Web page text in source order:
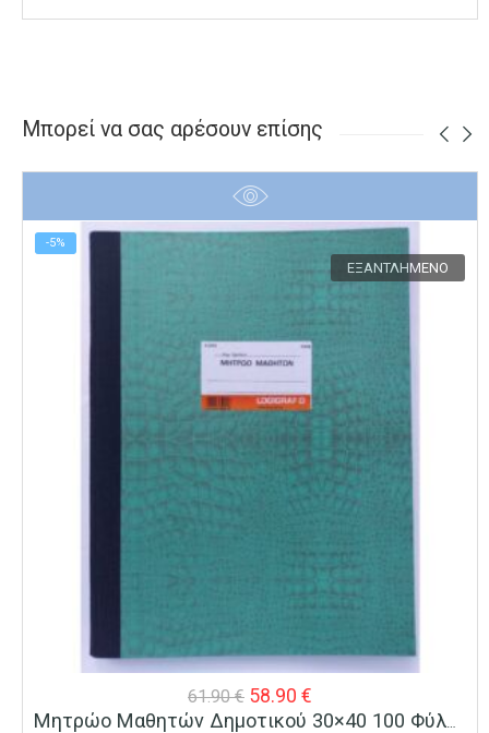
Μπορεί να σας αρέσουν επίσης
ΕΞΑΝΤΛΗΜΈΝΟ
-5%
61.90€ Original
58.90 €
Μητρώο Μαθητών Δημοτικού 30×40 100 Φύλλα